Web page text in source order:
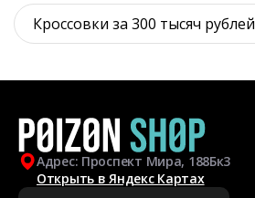
Кроссовки за 300 тысяч рублей
Адрес: Проспект Мира, 188Бк3
Открыть в Яндекс Картах